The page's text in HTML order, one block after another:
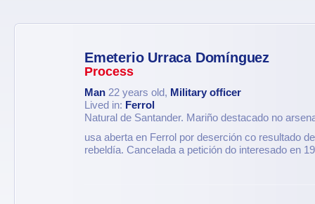
Emeterio Urraca Domínguez
Process
Man 22 years old, Military officer
Lived in: Ferrol
Natural de Santander. Mariño destacado no
usa aberta en Ferrol por deserción co resultado
rebeldía. Cancelada a petición do interesado en